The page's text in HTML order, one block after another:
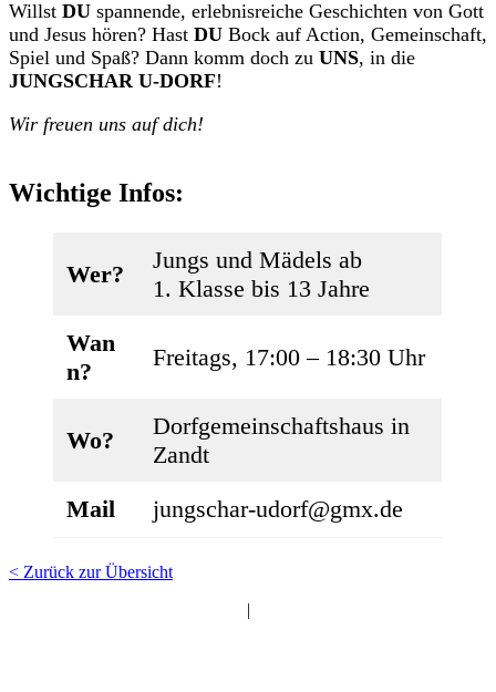
Willst DU spannende, erlebnisreiche Geschichten von Gott
und Jesus hören? Hast DU Bock auf Action, Gemeinschaft,
Spiel und Spaß? Dann komm doch zu UNS, in die
JUNGSCHAR U-DORF!
Wir freuen uns auf dich!
Wichtige Infos:
Wer?
Jungs und Mädels ab
1. Klasse bis 13 Jahre
Wan
n?
Freitags, 17:00 – 18:30 Uhr
Wo?
Dorfgemeinschaftshaus in
Zandt
Mail
jungschar-udorf@gmx.de
< Zurück zur Übersicht
|